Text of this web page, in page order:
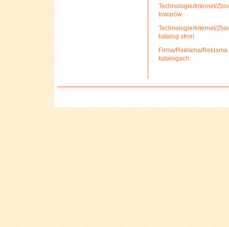
Technologie/Internet/
towarów
Technologie/Internet/
katalog stron
Firma/Reklama/
katalogach